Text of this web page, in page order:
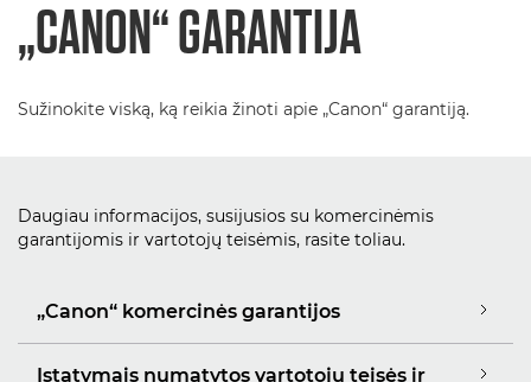
„CANON“ GARANTIJA
Sužinokite viską, ką reikia žinoti apie „Canon“ garantiją.
Daugiau informacijos, susijusios su komercinėmis
garantijomis ir vartotojų teisėmis, rasite toliau.
„Canon“ komercinės garantijos
Įstatymais numatytos vartotojų teisės ir